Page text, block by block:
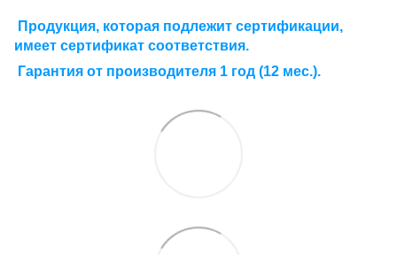
Продукция, которая подлежит сертификации,
имеет сертификат соответствия.
Гарантия от производителя 1 год (12 мес.).